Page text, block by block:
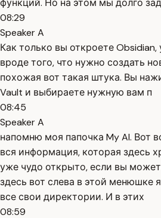
функций. Но на этом мы долго
08:29
Speaker A
Как только вы откроете
вроде того, что нужно создать
похожая вот такая штука. Вы
Vault и выбираете нужную вам п
08:45
Speaker A
напомню моя папочка My AI. Вот
вся информация, которая здесь
уже чудо открыто, если вы
здесь вот слева в этой менюшке
все свои директории. И в этих
08:59